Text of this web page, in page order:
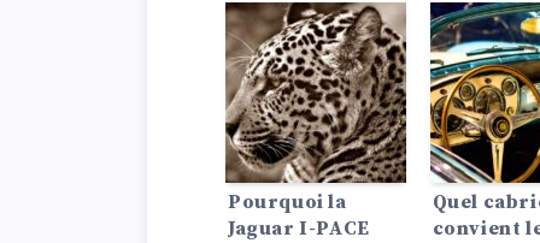
autonomie.
?
l’appelez
SUV.
Pourquoi la
Jaguar I-PACE
Quel
convient